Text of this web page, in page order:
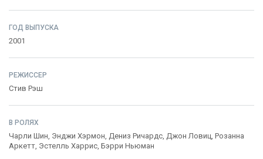
ГОД ВЫПУСКА
2001
РЕЖИССЕР
Стив Рэш
В РОЛЯХ
Чарли Шин, Энджи Хэрмон, Дениз Ричардс, Джон Ловиц, Розанна
Аркетт, Эстелль Харрис, Бэрри Ньюман